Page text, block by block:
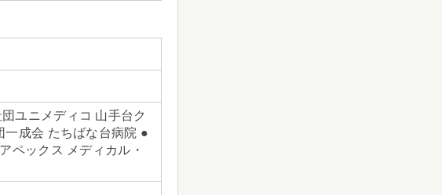
ユニメディコ 山手台ク
一成会 たちばな台病院 ●
ペックス メディカル・